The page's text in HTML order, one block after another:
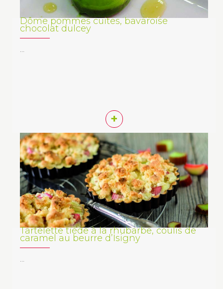
Dôme pommes cuites, bavaroise
chocolat dulcey
…
+
Tartelette tiède à la rhubarbe, coulis de
caramel au beurre d’Isigny
…